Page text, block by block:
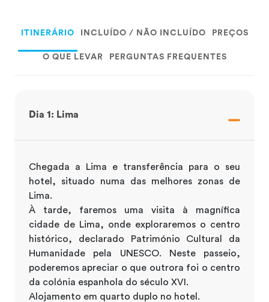
ITINERÁRIO INCLUÍDO / NÃO INCLUÍDO PREÇOS
O QUE LEVAR PERGUNTAS FREQUENTES
Dia 1: Lima
Chegada a Lima e transferência para o seu
hotel, situado numa das melhores zonas de
Lima.
À tarde, faremos uma visita à magnífica
cidade de Lima, onde exploraremos o centro
histórico, declarado Património Cultural da
Humanidade pela UNESCO. Neste passeio,
poderemos apreciar o que outrora foi o centro
da colónia espanhola do século XVI.
Alojamento em quarto duplo no hotel.